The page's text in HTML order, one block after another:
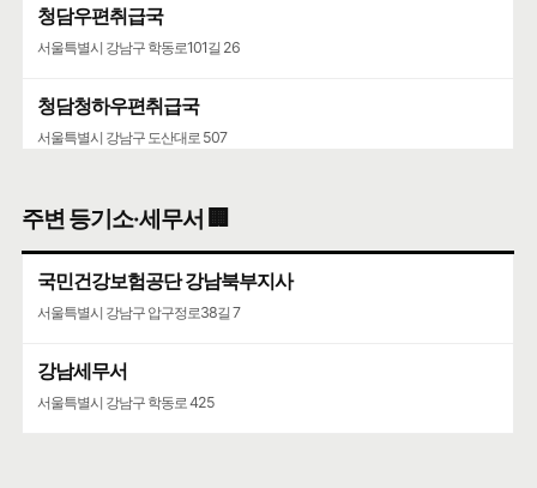
청담우편취급국
서울특별시 강남구 학동로101길 26
청담청하우편취급국
서울특별시 강남구 도산대로 507
주변 등기소·세무서 🏢
국민건강보험공단 강남북부지사
서울특별시 강남구 압구정로38길 7
강남세무서
서울특별시 강남구 학동로 425